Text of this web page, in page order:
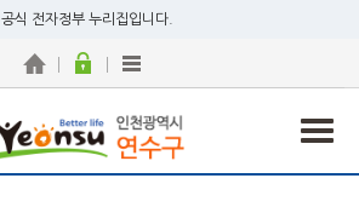
식 전자정부 누리집입니다.